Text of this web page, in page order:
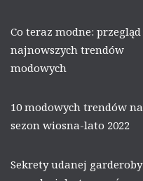
Co teraz modne: przegląd
najnowszych trendów
modowych
10 modowych trendów na
sezon wiosna-lato 2022
Sekrety udanej garderoby